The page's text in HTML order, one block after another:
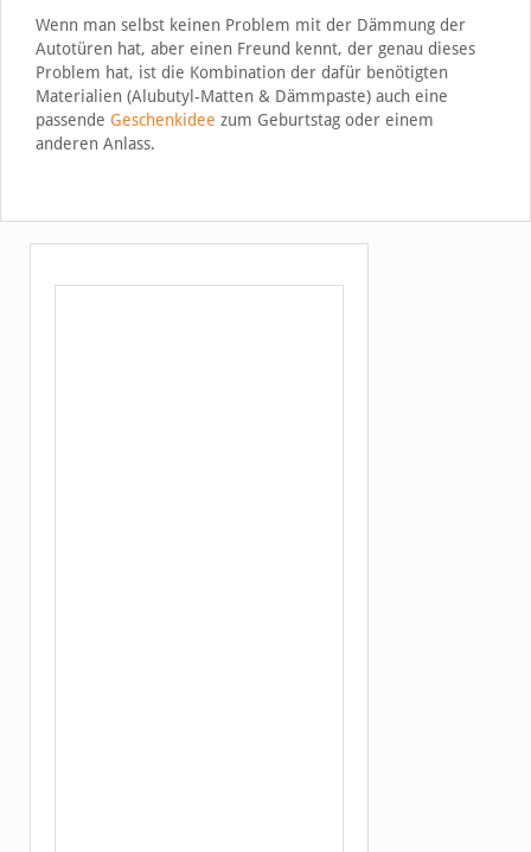
Wenn man selbst keinen Problem mit der Dämmung der
Autotüren hat, aber einen Freund kennt, der genau dieses
Problem hat, ist die Kombination der dafür benötigten
Materialien (Alubutyl-Matten & Dämmpaste) auch eine
passende Geschenkidee zum Geburtstag oder einem
anderen Anlass.